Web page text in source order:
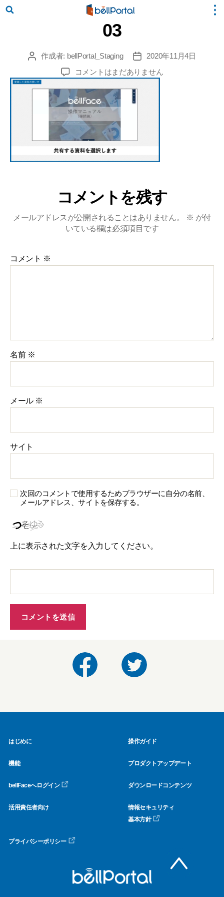
03
投
者
作成者: bellPortal_Staging
投
稿
日
2020年11月4日
03
の
コメントはまだありません
コメントを残す
メールアドレスが公開されることはありません。 ※ が付
いている欄は必須項目です
コメント ※
名前 ※
メール ※
サイト
次回のコメントで使用するためブラウザーに自分の名前、
メールアドレス、サイトを保存する。
上に表示された文字を入力してください。
はじめに 操作ガイド
機能 プロダクトアップデート
bellFaceへログイン ダウンロードコンテンツ
活用責任者向け
情報セキュリティ
基本方針
プライバシーポリシー